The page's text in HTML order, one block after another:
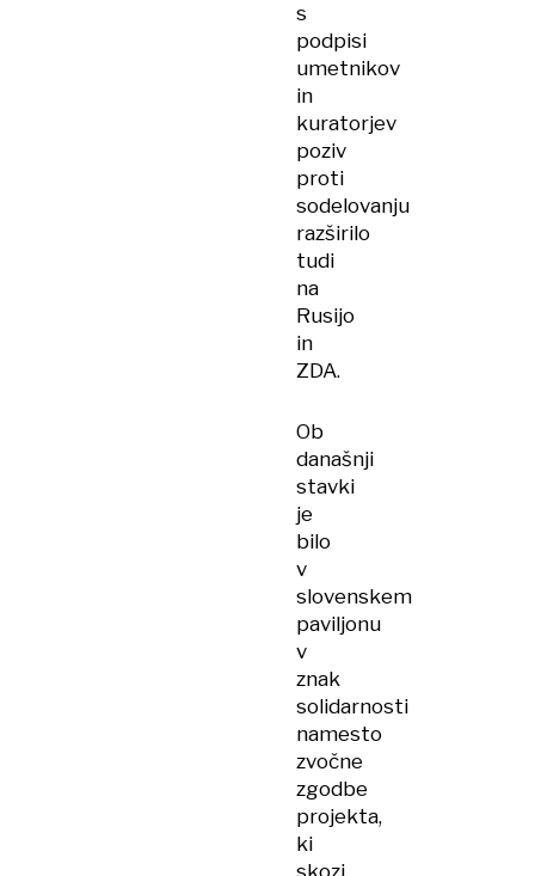
s
podpisi
umetnikov
in
kuratorjev
poziv
proti
sodelovanju
razširilo
tudi
na
Rusijo
in
ZDA.
Ob
današnji
stavki
je
bilo
v
slovenskem
paviljonu
v
znak
solidarnosti
namesto
zvočne
zgodbe
projekta,
ki
skozi